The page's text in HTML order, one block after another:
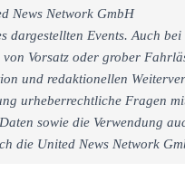
News Network GmbH
dargestellten Events. Auch bei
Vorsatz oder grober
und redaktionellen
urheberrechtliche Fragen
sowie die Verwendung
die United News Network